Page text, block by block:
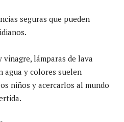
seguras que pueden
lámparas de lava
agua y colores suelen
niños y acercarlos al mundo